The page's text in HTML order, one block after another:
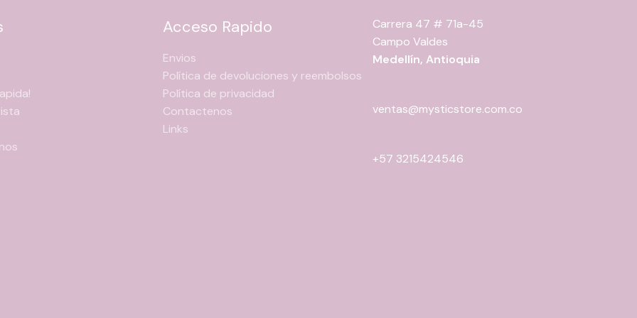
Acceso Rapido
Envios
Política de devoluciones y reembolsos
Política de privacidad
Contactenos
Links
Carrera 47 # 71a-45
Campo Valdes
Medellín, Antioquia
ventas@mysticstore.com.co
+57 3215424546